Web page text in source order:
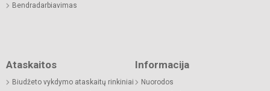
Bendradarbiavimas
Ataskaitos
Biudžeto vykdymo ataskaitų rinkiniai
Informacija
Nuorodos